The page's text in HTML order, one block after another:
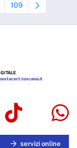
to navigate.intermedie Use
Pagina
109
servizi online